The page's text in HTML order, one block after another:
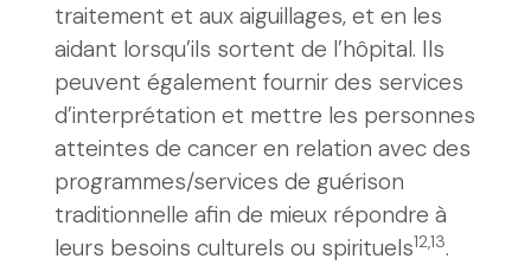
traitement et aux aiguillages, et en les
aidant lorsqu’ils sortent de l’hôpital. Ils
peuvent également fournir des services
d’interprétation et mettre les personnes
atteintes de cancer en relation avec des
programmes/services de guérison
traditionnelle afin de mieux répondre à
leurs besoins culturels ou spirituels12,13.